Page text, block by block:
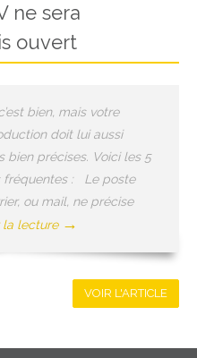
ne sera
ouvert
bien, mais votre
doit lui aussi
bien précises. Voici les 5
fréquentes : Le poste
ou mail, ne précise
la lecture →
VOIR L'ARTICLE